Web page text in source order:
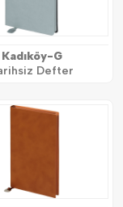
Kadıköy-G
Defter